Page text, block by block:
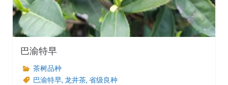
巴渝特早
茶树品种
巴渝特早, 龙井茶, 省级良种